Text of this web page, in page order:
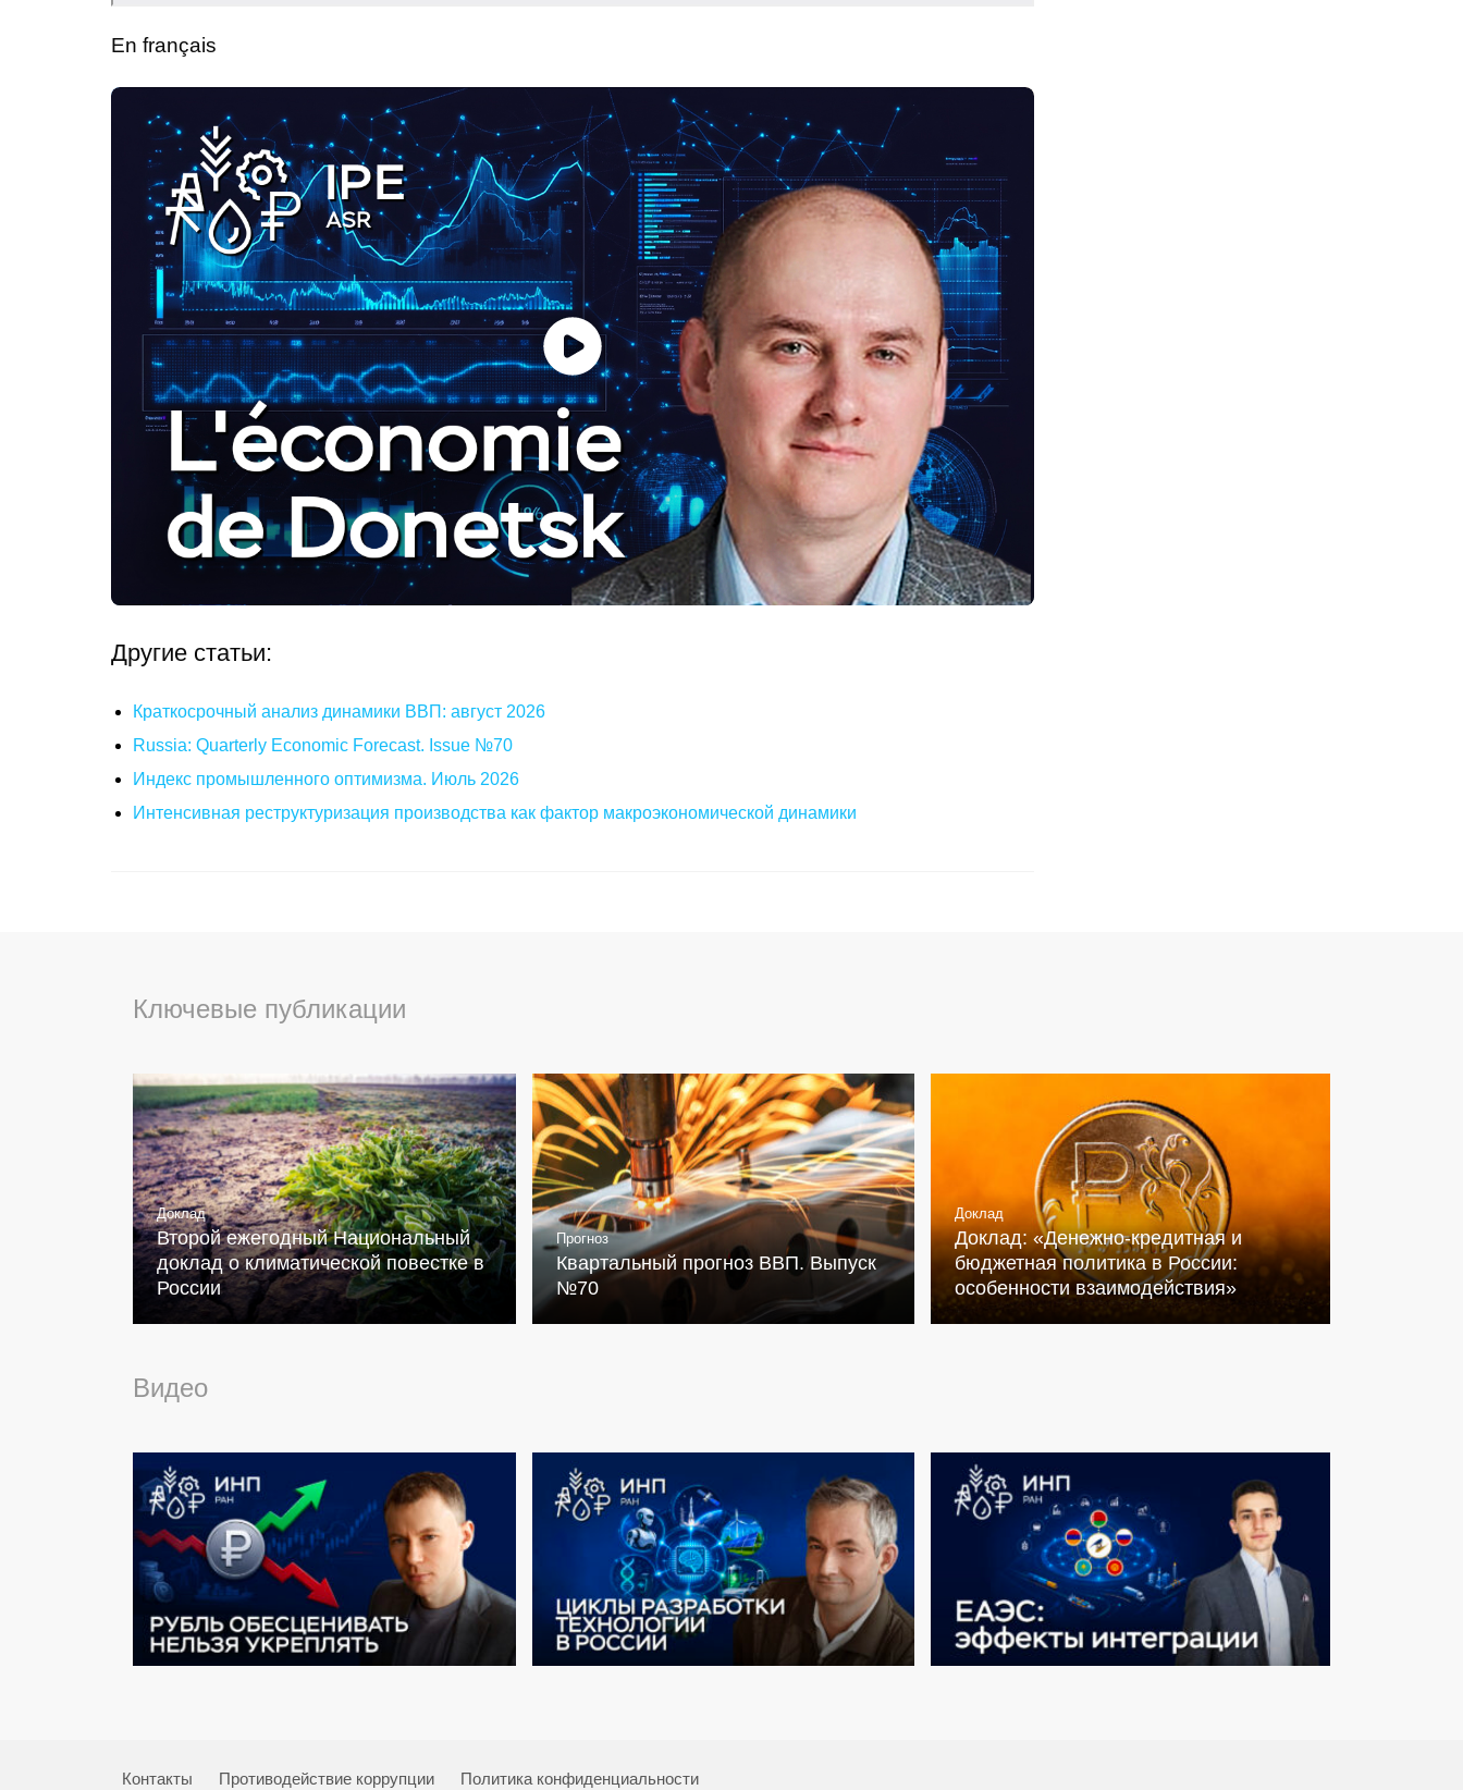
En français
Другие статьи:
Краткосрочный анализ динамики ВВП: август 2026
Russia: Quarterly Economic Forecast. Issue №70
Индекс промышленного оптимизма. Июль 2026
Интенсивная реструктуризация производства как фактор макроэкономической динамики
Ключевые публикации
Доклад
Второй ежегодный Национальный
доклад о климатической повестке в
России
Прогноз
Квартальный прогноз ВВП. Выпуск
№70
Доклад
Доклад: «Денежно-кредитная и
бюджетная политика в России:
особенности взаимодействия»
Видео
Контакты Противодействие коррупции Политика конфиденциальности